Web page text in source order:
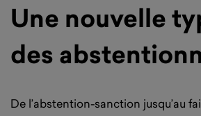
Une nouvelle
des
De l’abstention-sanction jusqu’au